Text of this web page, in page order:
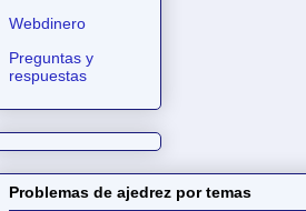
Webdinero
Preguntas y
respuestas
Problemas de ajedrez por temas